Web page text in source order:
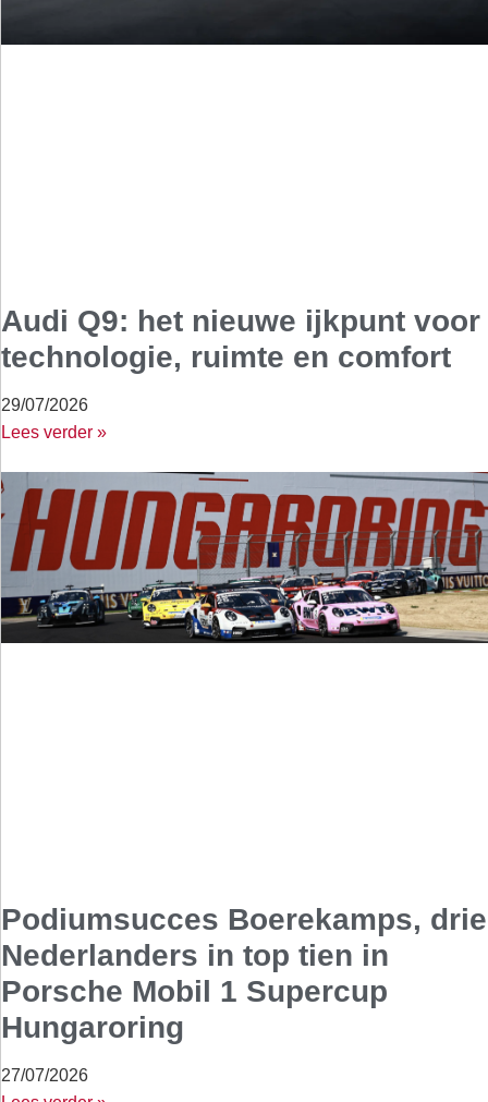
Audi Q9: het nieuwe ijkpunt voor
technologie, ruimte en comfort
29/07/2026
Lees verder »
Podiumsucces Boerekamps, drie
Nederlanders in top tien in
Porsche Mobil 1 Supercup
Hungaroring
27/07/2026